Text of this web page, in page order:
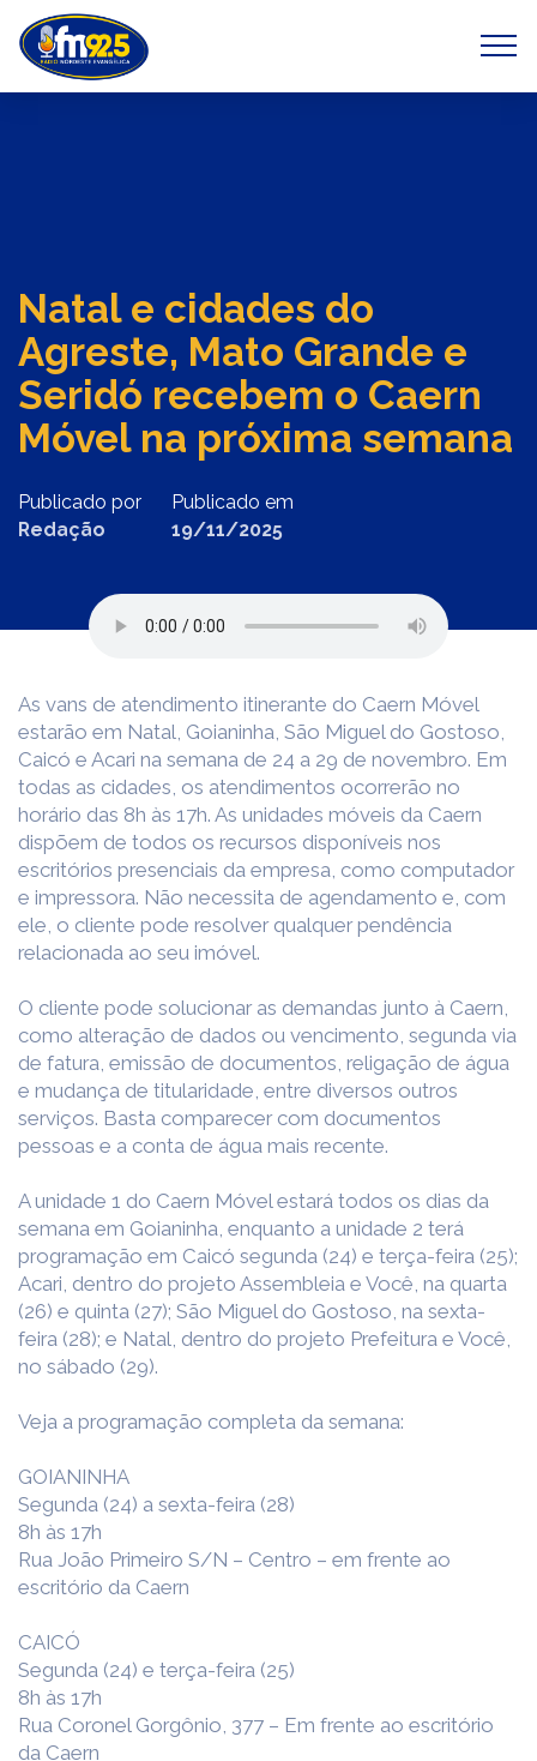
Previous Next
Natal e cidades do
Agreste, Mato Grande e
Seridó recebem o Caern
Móvel na próxima semana
Publicado por
Redação
Publicado em
19/11/2025
As vans de atendimento itinerante do Caern Móvel
estarão em Natal, Goianinha, São Miguel do Gostoso,
Caicó e Acari na semana de 24 a 29 de novembro. Em
todas as cidades, os atendimentos ocorrerão no
horário das 8h às 17h. As unidades móveis da Caern
dispõem de todos os recursos disponíveis nos
escritórios presenciais da empresa, como computador
e impressora. Não necessita de agendamento e, com
ele, o cliente pode resolver qualquer pendência
relacionada ao seu imóvel.
O cliente pode solucionar as demandas junto à Caern,
como alteração de dados ou vencimento, segunda via
de fatura, emissão de documentos, religação de água
e mudança de titularidade, entre diversos outros
serviços. Basta comparecer com documentos
pessoas e a conta de água mais recente.
A unidade 1 do Caern Móvel estará todos os dias da
semana em Goianinha, enquanto a unidade 2 terá
programação em Caicó segunda (24) e terça-feira (25);
Acari, dentro do projeto Assembleia e Você, na quarta
(26) e quinta (27); São Miguel do Gostoso, na sexta-
feira (28); e Natal, dentro do projeto Prefeitura e Você,
no sábado (29).
Veja a programação completa da semana:
GOIANINHA
Segunda (24) a sexta-feira (28)
8h às 17h
Rua João Primeiro S/N – Centro – em frente ao
escritório da Caern
CAICÓ
Segunda (24) e terça-feira (25)
8h às 17h
Rua Coronel Gorgônio, 377 – Em frente ao escritório
da Caern